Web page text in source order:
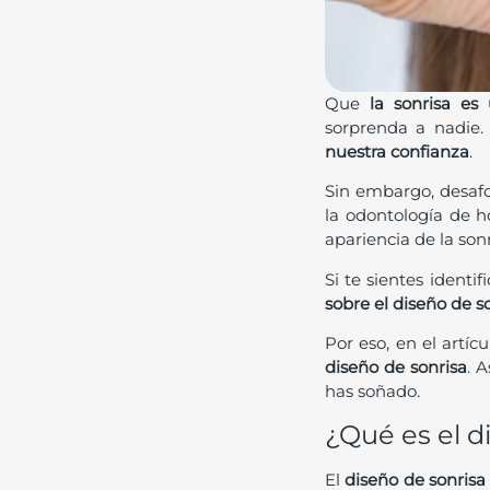
Que la sonrisa es
sorprenda a
nuestra confianza.
Sin embargo,
la odontología de
apariencia de la
Si te sientes
sobre el diseño de
Por eso, en el
diseño de sonrisa.
has soñado.
¿Qué es el
Eldiseño de sonrisa